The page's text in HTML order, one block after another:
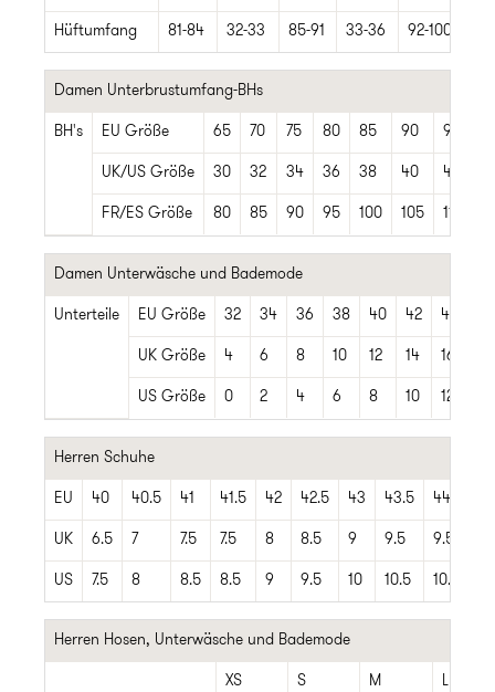
Hüftumfang 81-84 32-33 85-91 33-36 92-100
Damen Unterbrustumfang-BHs
BH's EU Größe 65 70 75 80 85 90 95
UK/US Größe 30 32 34 36 38 40 42
FR/ES Größe 80 85 90 95 100 105 110
Damen Unterwäsche und Bademode
Unterteile EU Größe 32 34 36 38 40 42 44
UK Größe 4 6 8 10 12 14 16
US Größe 0 2 4 6 8 10 12
Herren Schuhe
EU 40 40.5 41 41.5 42 42.5 43 43.5 44
UK 6.5 7 7.5 7.5 8 8.5 9 9.5 9.5
US 7.5 8 8.5 8.5 9 9.5 10 10.5 10.5
Herren Hosen, Unterwäsche und Bademode
XS S M L